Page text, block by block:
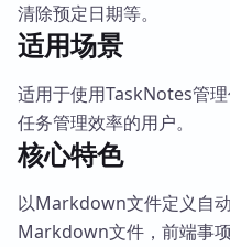
清除预定日期等。
适用场景
适用于使用TaskNotes管
任务管理效率的用户。
核心特色
以Markdown文件定义自
Markdown文件，前端事